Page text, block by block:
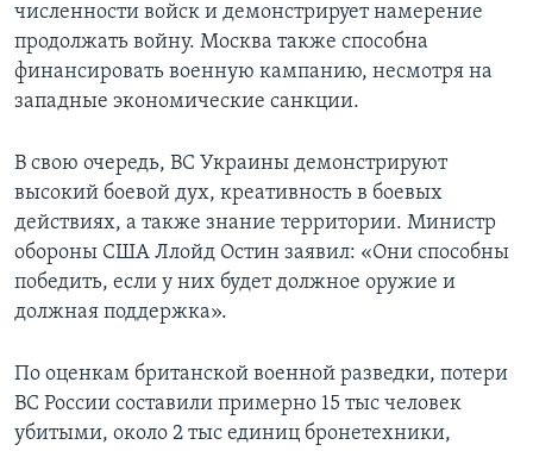
численности войск и демонстрирует намерение
продолжать войну. Москва также способна
финансировать военную кампанию, несмотря на
западные экономические санкции.
В свою очередь, ВС Украины демонстрируют
высокий боевой дух, креативность в боевых
действиях, а также знание территории. Министр
обороны США Ллойд Остин заявил: «Они способны
победить, если у них будет должное оружие и
должная поддержка».
По оценкам британской военной разведки, потери
ВС России составили примерно 15 тыс человек
убитыми, около 2 тыс единиц бронетехники,